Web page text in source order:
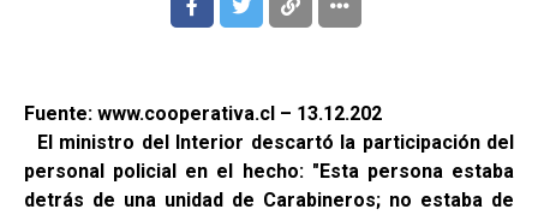
Fuente: www.cooperativa.cl – 13.12.202
El ministro del Interior descartó la participación del
personal policial en el hecho: "Esta persona estaba
detrás de una unidad de Carabineros; no estaba de